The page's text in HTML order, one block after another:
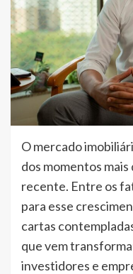
O mercado
dos momentos
recente. Entre os
para esse
cartas
que vem
investidores e